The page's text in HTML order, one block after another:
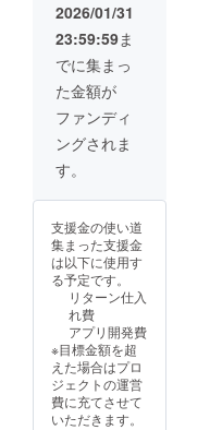
2026/01/31
23:59:59ま
でに集まっ
た金額が
ファンディ
ングされま
す。
支援金の使い道
集まった支援金
は以下に使用す
る予定です。
リターン仕入
れ費
アプリ開発費
※目標金額を超
えた場合はプロ
ジェクトの運営
費に充てさせて
いただきます。